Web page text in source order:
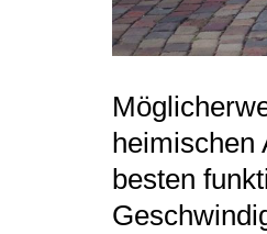
heimischen
besten